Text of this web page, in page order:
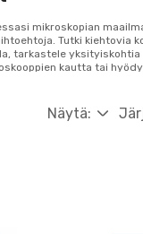
Näytä:
mikroskopian
Tutki kiehtovia
tarkastele
kautta tai
liittämällä ne
näyttöön.
kahdella silmällä